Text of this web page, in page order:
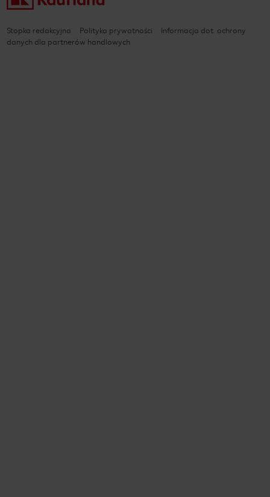
Stopka redakcyjna Polityka prywatności
Informacja dot. ochrony
danych dla partnerów handlowych